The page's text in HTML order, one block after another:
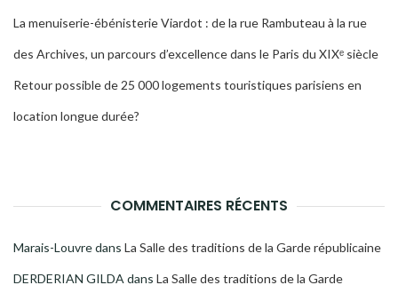
La menuiserie-ébénisterie Viardot : de la rue Rambuteau à la rue
des Archives, un parcours d’excellence dans le Paris du XIXᵉ siècle
Retour possible de 25 000 logements touristiques parisiens en
location longue durée?
COMMENTAIRES RÉCENTS
Marais-Louvredans La Salle des traditions de la Garde républicaine
DERDERIAN GILDA dans La Salle des traditions de la Garde